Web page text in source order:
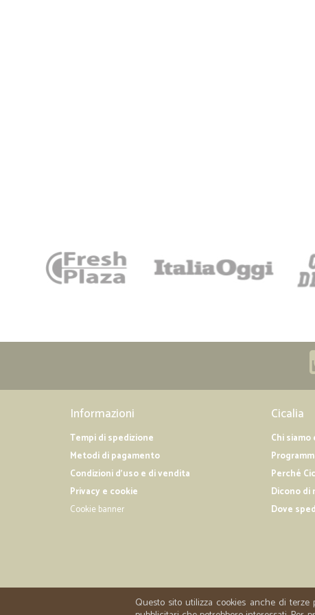
Informazioni
Tempi di spedizione
Metodi di pagamento
Condizioni d'uso e di vendita
Privacy e cookie
Cookie banner
Cicalia
Chi
Perché
Dicono di
Dove
Questo sito utilizza cookies anche di